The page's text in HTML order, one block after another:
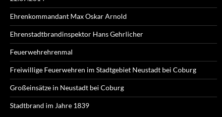
Ehrenkommandant Max Oskar Arnold
Ehrenstadtbrandinspektor Hans Gehrlicher
Feuerwehrehrenmal
Freiwillige Feuerwehren im Stadtgebiet Neustadt bei Coburg
Großeinsätze in Neustadt bei Coburg
Stadtbrand im Jahre 1839